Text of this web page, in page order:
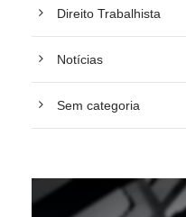
Direito Trabalhista
Notícias
Sem categoria